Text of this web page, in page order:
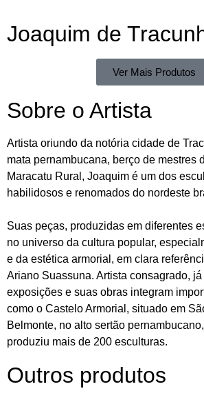
Joaquim de
Ver Mais Produtos
Sobre o Artista
Artista oriundo da notória cidade de
mata pernambucana, berço de mestres
Maracatu Rural, Joaquim é um dos
habilidosos e renomados do nordeste
Suas peças, produzidas em diferentes
no universo da cultura popular,
e da estética armorial, em clara
Ariano Suassuna. Artista consagrado,
exposições e suas obras integram
como o Castelo Armorial, situado em
Belmonte, no alto sertão
produziu mais de 200 esculturas.
Outros produtos